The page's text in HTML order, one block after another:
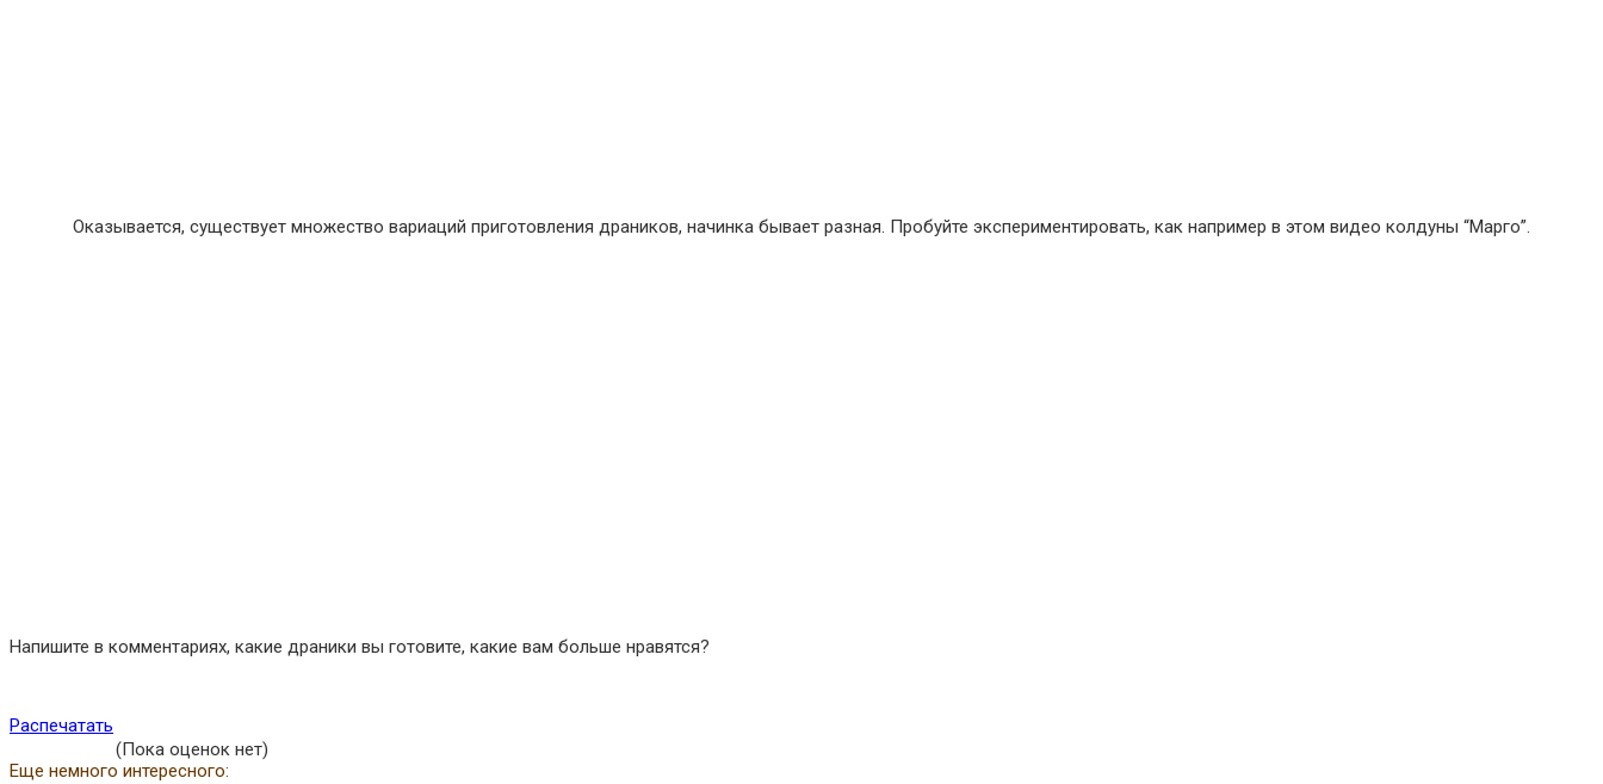
Оказывается, существует множество вариаций приготовления драников, начинка бывает разная. Пробуйте экспериментировать, как например в этом видео колдуны “Марго”.
Напишите в комментариях, какие драники вы готовите, какие вам больше нравятся?
Распечатать
(Пока оценок нет)
Еще немного интересного: